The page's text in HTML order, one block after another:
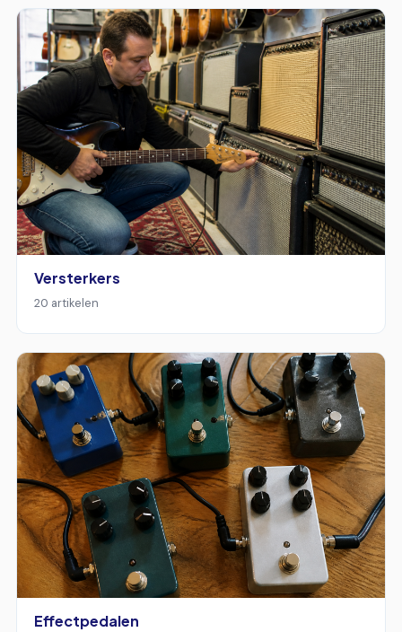
Versterkers
20 artikelen
Effectpedalen